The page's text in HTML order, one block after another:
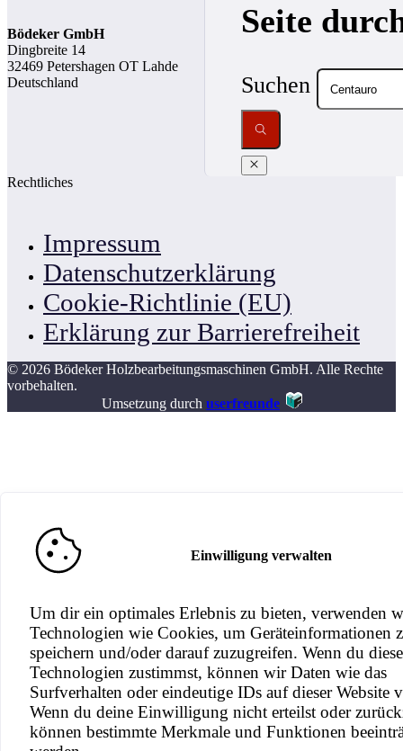
Einwilligung verwalten
Um dir ein optimales Erlebnis zu bieten, verwenden
Technologien wie Cookies, um Geräteinformationen
speichern und/oder darauf zuzugreifen. Wenn du
Technologien zustimmst, können wir Daten wie das
Surfverhalten oder eindeutige IDs auf dieser Website
Wenn du deine Einwilligung nicht erteilst oder
können bestimmte Merkmale und Funktionen
Seite
Suchen
Bödeker GmbH
Dingbreite 14
32469 Petershagen OT Lahde
Deutschland
Rechtliches
Impressum
Datenschutzerklärung
Cookie-Richtlinie (EU)
Erklärung zur Barrierefreiheit
© 2026 Bödeker Holzbearbeitungsmaschinen GmbH. Alle Rechte
vorbehalten.
Umsetzung durch userfreunde